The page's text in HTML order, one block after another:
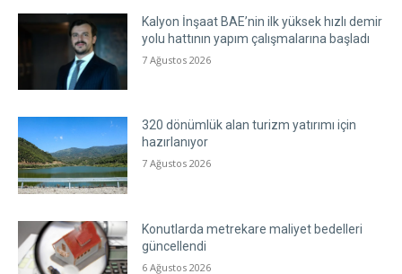
Kalyon İnşaat BAE’nin ilk yüksek hızlı demir
yolu hattının yapım çalışmalarına başladı
7 Ağustos 2026
320 dönümlük alan turizm yatırımı için
hazırlanıyor
7 Ağustos 2026
Konutlarda metrekare maliyet bedelleri
güncellendi
6 Ağustos 2026